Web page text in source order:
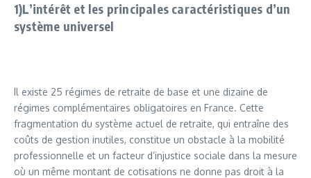
1)L’intérêt et les principales caractéristiques d’un
système universel
Il existe 25 régimes de retraite de base et une dizaine de
régimes complémentaires obligatoires en France. Cette
fragmentation du système actuel de retraite, qui entraîne des
coûts de gestion inutiles, constitue un obstacle à la mobilité
professionnelle et un facteur d’injustice sociale dans la mesure
où un même montant de cotisations ne donne pas droit à la